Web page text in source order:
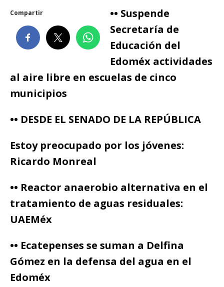
Compartir
•• Suspende
Secretaría de
Educación del
Edoméx actividades
al aire libre en escuelas de cinco
municipios
•• DESDE EL SENADO DE LA REPÚBLICA
Estoy preocupado por los jóvenes:
Ricardo Monreal
•• Reactor anaerobio alternativa en el
tratamiento de aguas residuales:
UAEMéx
•• Ecatepenses se suman a Delfina
Gómez en la defensa del agua en el
Edoméx